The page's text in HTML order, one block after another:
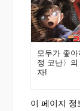
모두가 좋
정 코난〉
자!
이 페이지 정